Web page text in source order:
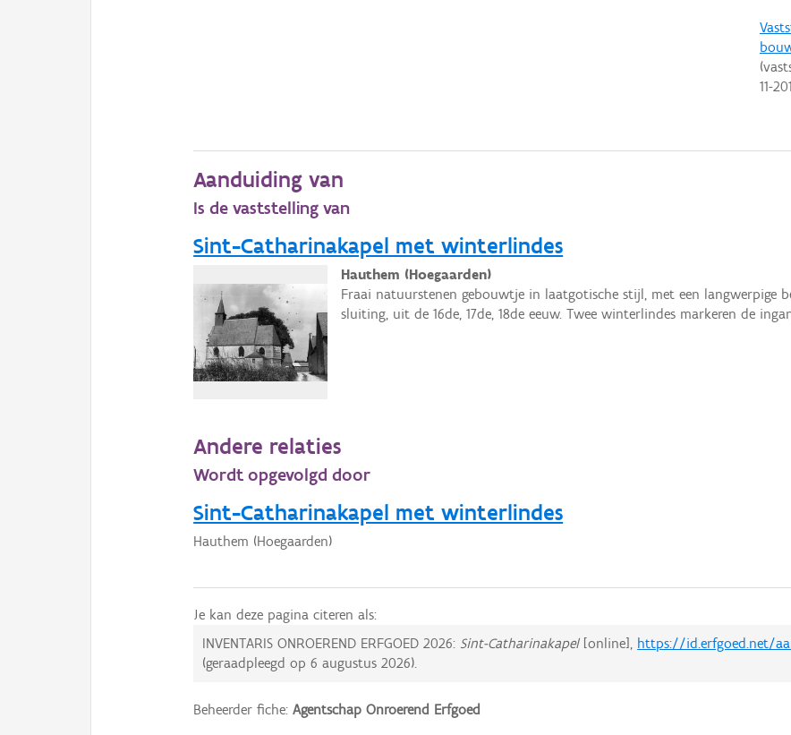
11-
Aanduiding van
Is de vaststelling van
Sint-Catharinakapel met winterlindes
Hauthem (Hoegaarden)
Fraai natuurstenen gebouwtje in laatgotische stijl, met een langwerpige
sluiting, uit de 16de, 17de, 18de eeuw. Twee winterlindes markeren de
Andere relaties
Wordt opgevolgd door
Sint-Catharinakapel met winterlindes
Hauthem (Hoegaarden)
Je kan deze pagina citeren als:
INVENTARIS ONROEREND ERFGOED 2026: Sint-Catharinakapel[online], https://id.erfgoed.net/
(geraadpleegd op6 augustus 2026).
Beheerder fiche:Agentschap Onroerend Erfgoed